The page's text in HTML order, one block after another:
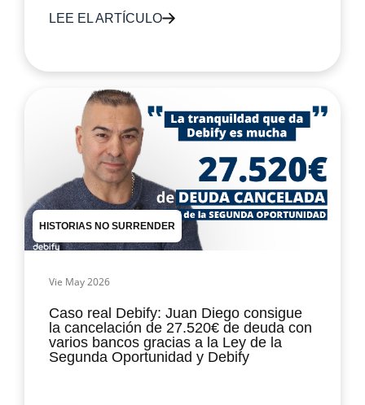
LEE EL ARTÍCULO
HISTORIAS NO SURRENDER
Vie May 2026
Caso real Debify: Juan Diego consigue
la cancelación de 27.520€ de deuda con
varios bancos gracias a la Ley de la
Segunda Oportunidad y Debify